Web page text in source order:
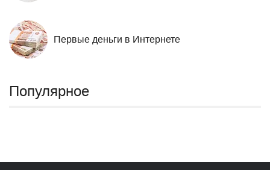
Первые деньги в Интернете
Популярное